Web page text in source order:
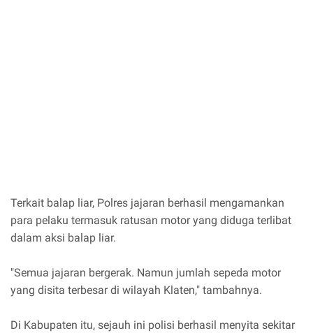
Terkait balap liar, Polres jajaran berhasil mengamankan
para pelaku termasuk ratusan motor yang diduga terlibat
dalam aksi balap liar.
"Semua jajaran bergerak. Namun jumlah sepeda motor
yang disita terbesar di wilayah Klaten," tambahnya.
Di Kabupaten itu, sejauh ini polisi berhasil menyita sekitar